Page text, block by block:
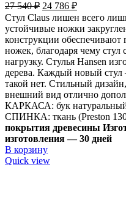
27 540₽ 24 786 ₽
Стул Claus лишен всего
устойчивые ножки
конструкции обеспечивают
ножек, благодаря чему
нагрузку. Стулья Hansen
дерева. Каждый новый стул
такой нет. Стильный
внешний вид отлично
КАРКАСА: бук
СПИНКА: ткань (Preston
покрытия древесины
изготовления — 30 дней
В корзину
Quick view